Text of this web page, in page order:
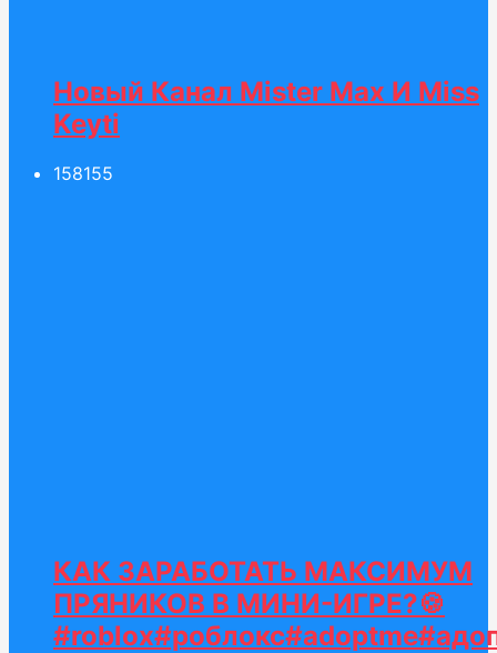
Новый Канал Mister Max И Miss
Keyti
158155
КАК ЗАРАБОТАТЬ МАКСИМУМ
ПРЯНИКОВ В МИНИ-ИГРЕ?🍪